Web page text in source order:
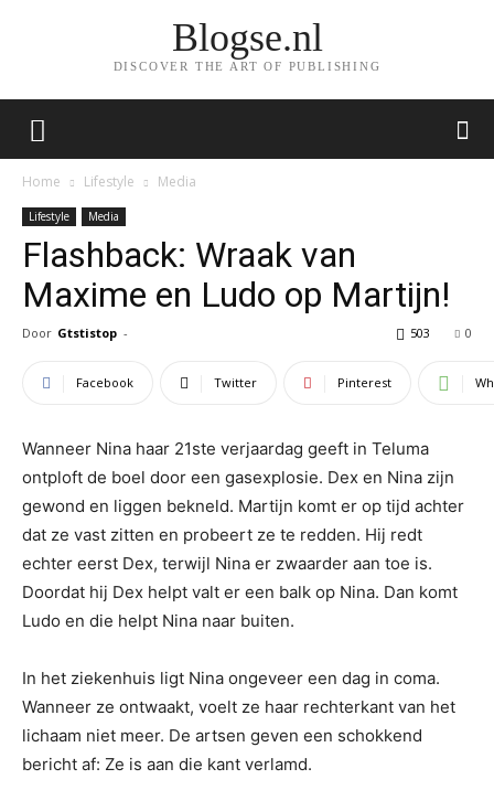
Blogse.nl
DISCOVER THE ART OF PUBLISHING
Home Lifestyle Media
Lifestyle Media
Flashback: Wraak van
Maxime en Ludo op Martijn!
Door Gtstistop - 0
503
Facebook Twitter Pinterest
Wanneer Nina haar 21ste verjaardag geeft in Teluma
ontploft de boel door een gasexplosie. Dex en Nina zijn
gewond en liggen bekneld. Martijn komt er op tijd achter
dat ze vast zitten en probeert ze te redden. Hij redt
echter eerst Dex, terwijl Nina er zwaarder aan toe is.
Doordat hij Dex helpt valt er een balk op Nina. Dan komt
Ludo en die helpt Nina naar buiten.
In het ziekenhuis ligt Nina ongeveer een dag in coma.
Wanneer ze ontwaakt, voelt ze haar rechterkant van het
lichaam niet meer. De artsen geven een schokkend
bericht af: Ze is aan die kant verlamd.